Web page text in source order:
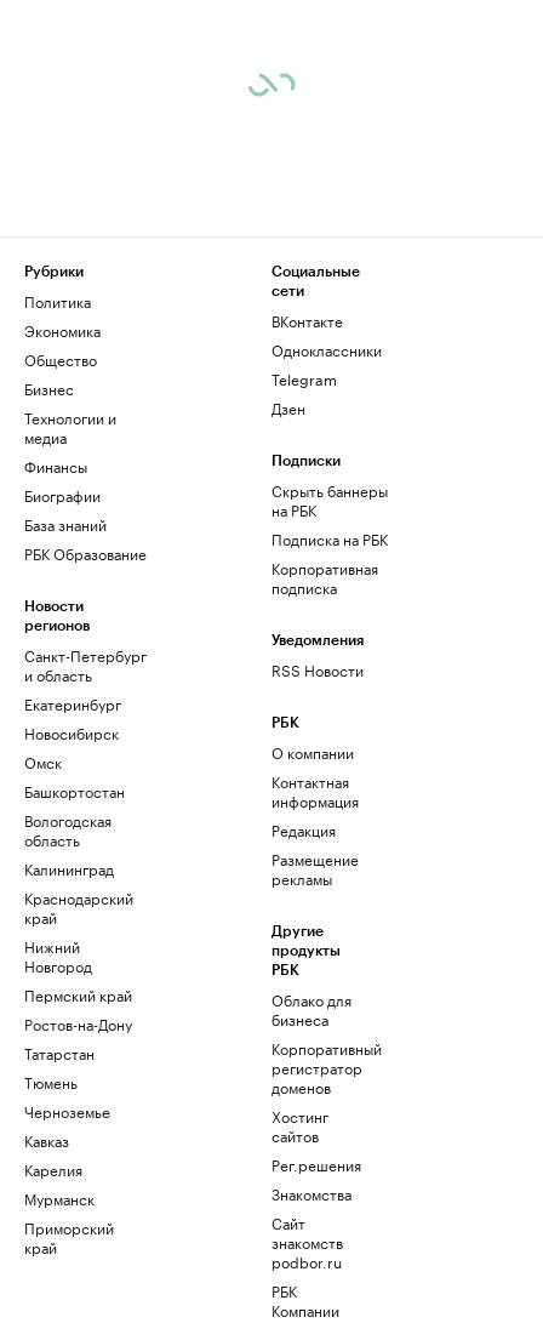
Рубрики
Политика
Экономика
Общество
Бизнес
Технологии и
медиа
Финансы
Биографии
База знаний
РБК Образование
Новости
регионов
Санкт-Петербург
и область
Екатеринбург
Новосибирск
Омск
Башкортостан
Вологодская
область
Калининград
Краснодарский
край
Нижний
Новгород
Пермский край
Ростов-на-Дону
Татарстан
Тюмень
Черноземье
Кавказ
Карелия
Мурманск
Приморский
край
Социальные
сети
ВКонтакте
Одноклассники
Telegram
Дзен
Подписки
Скрыть баннеры
на РБК
Подписка на РБК
Корпоративная
подписка
Уведомления
RSS Новости
РБК
О компании
Контактная
информация
Редакция
Размещение
рекламы
Другие
продукты
РБК
Облако для
бизнеса
Корпоративный
регистратор
доменов
Хостинг
сайтов
Рег.решения
Знакомства
Сайт
знакомств
podbor.ru
РБК
Компании